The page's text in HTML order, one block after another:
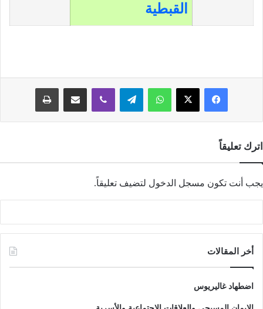
القبطية
فيسبوك‫X واتسابتيلقرامڤايبر مشاركة عبر البريد طباعة
اترك تعليقاً
يجب أنت تكون مسجل الدخول لتضيف تعليقاً.
أخر المقالات
اضطهاد غاليريوس